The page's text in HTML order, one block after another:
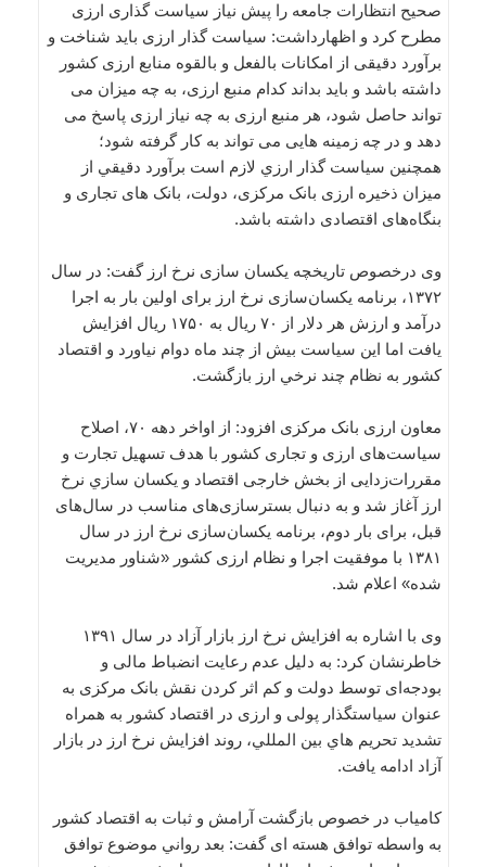
صحیح انتظارات جامعه را پیش نیاز سیاست گذاری ارزی
مطرح کرد و اظهارداشت: سياست گذار ارزی بايد شناخت و
برآورد دقیقی از امکانات بالفعل و بالقوه منابع ارزی کشور
داشته باشد و بايد بداند کدام منبع ارزی، به چه ميزان می
تواند حاصل شود، هر منبع ارزی به چه نياز ارزی پاسخ می
دهد و در چه زمينه هایی می تواند به کار گرفته شود؛
همچنين سياست گذار ارزي لازم است برآورد دقيقي از
ميزان ذخيره ارزی بانک مرکزی، دولت، بانک های تجاری و
بنگاه‌های اقتصادی داشته باشد.
وی درخصوص تاریخچه یکسان سازی نرخ ارز گفت: در سال
۱۳۷۲، برنامه يکسان‌سازی نرخ ارز برای اولین بار به اجرا
درآمد و ارزش هر دلار از ۷۰ ريال به ۱۷۵۰ ريال افزايش
يافت اما اين سياست بيش از چند ماه دوام نياورد و اقتصاد
کشور به نظام چند نرخي ارز بازگشت.
معاون ارزی بانک مرکزی افزود: از اواخر دهه ۷۰، اصلاح
سياست‌های ارزی و تجاری کشور با هدف تسهيل تجارت و
مقررات‌زدايی از بخش خارجی اقتصاد و يکسان سازي نرخ
ارز آغاز شد و به دنبال بسترسازی‌های مناسب در سال‌های
قبل، برای بار دوم، برنامه يکسان‌سازی نرخ ارز در سال
۱۳۸۱ با موفقيت اجرا و نظام ارزی کشور «شناور مديريت
شده» اعلام شد.
وی با اشاره به افزایش نرخ ارز بازار آزاد در سال ۱۳۹۱
خاطرنشان کرد: به دليل عدم رعايت انضباط مالی و
بودجه‌ای توسط دولت و کم اثر کردن نقش بانک مرکزی به
عنوان سياستگذار پولی و ارزی در اقتصاد کشور به همراه
تشديد تحريم هاي بين المللي، روند افزايش نرخ ارز در بازار
آزاد ادامه یافت.
کامیاب در خصوص بازگشت آرامش و ثبات به اقتصاد کشور
به واسطه توافق هسته‌ ای گفت: بعد رواني موضوع توافق